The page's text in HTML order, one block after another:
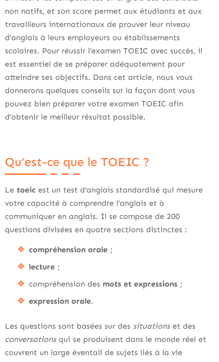
non natifs, et son score permet aux étudiants et aux
travailleurs internationaux de prouver leur niveau
d’anglais à leurs employeurs ou établissements
scolaires. Pour réussir l’examen TOEIC avec succès, il
est essentiel de se préparer adéquatement pour
atteindre ses objectifs. Dans cet article, nous vous
donnerons quelques conseils sur la façon dont vous
pouvez bien préparer votre examen TOEIC afin
d’obtenir le meilleur résultat possible.
Qu’est-ce que le TOEIC ?
Le toeic est un test d’anglais standardisé qui mesure
votre capacité à comprendre l’anglais et à
communiquer en anglais. Il se compose de 200
questions divisées en quatre sections distinctes :
compréhension orale ;
lecture ;
compréhension des mots et expressions ;
expression orale.
Les questions sont basées sur des situations et des
conversations qui se produisent dans le monde réel et
couvrent un large éventail de sujets liés à la vie